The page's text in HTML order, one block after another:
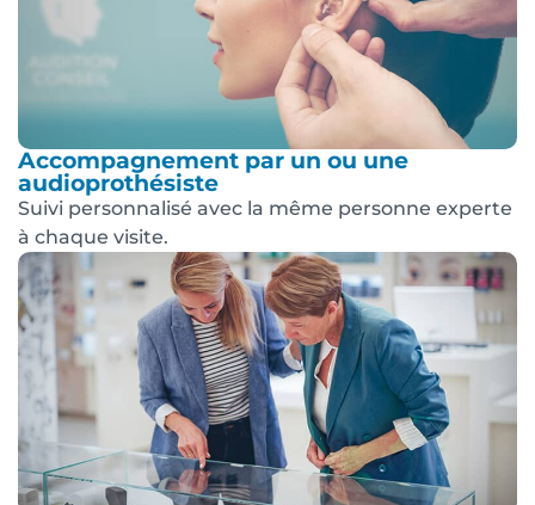
Accompagnement par un ou une
audioprothésiste
Suivi personnalisé avec la même personne experte
à chaque visite.